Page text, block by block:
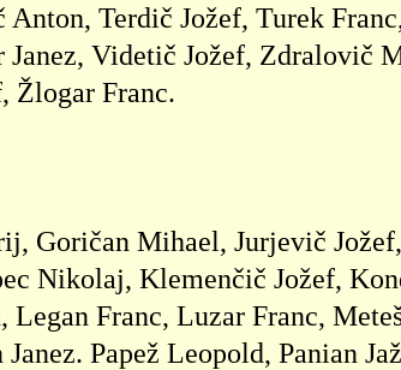
Terdič Jožef, Turek
Videtič Jožef, Zdralovič
Žlogar Franc.
Goričan Mihael, Jurjevič
Nikolaj, Klemenčič Jožef,
Franc, Luzar Franc,
Papež Leopold, Panian